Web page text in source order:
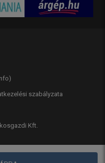
szabályzata
Kft.